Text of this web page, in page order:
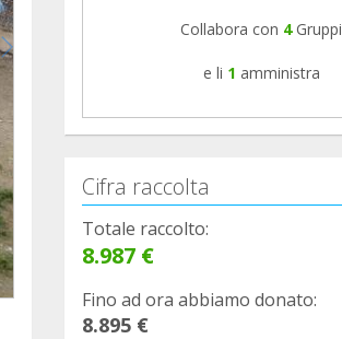
Collabora con 4Gruppi
e li 1 amministra
Cifra raccolta
Totale raccolto:
8.987 €
Fino ad ora abbiamo donato:
8.895 €